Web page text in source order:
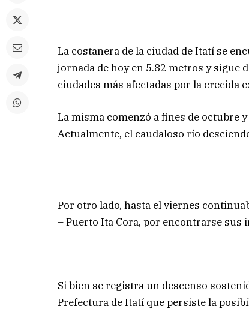
La costanera de la ciudad de Itatí se
jornada de hoy en 5.82 metros y sigue
ciudades más afectadas por la crecida
La misma comenzó a fines de octubre
Actualmente, el caudaloso río
Por otro lado, hasta el viernes
– Puerto Ita Cora, por encontrarse sus
Si bien se registra un descenso
Prefectura de Itatí que persiste la